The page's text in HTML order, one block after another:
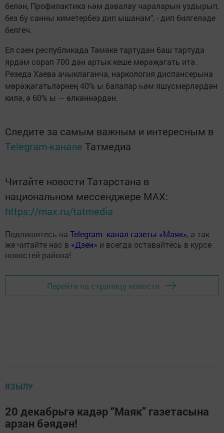
белән, Профилактика һәм дәвалау чараларын уздырып,
без бу санны киметербез дип ышанам", - дип билгеләде
белгеч.
Ел саен республикада Тәмәке тартудан баш тартуда
ярдәм сорап 700 дән артык кеше мөрәҗәгать итә.
Резеда Хаева ачыклаганча, наркология диспансерына
мөрәҗәгатьләрнең 40% ы балалар һәм яшүсмерләрдән
килә, ә 60% ы — өлкәннәрдән.
Следите за самым важным и интересным в
Telegram-канале Татмедиа
Читайте новости Татарстана в
национальном мессенджере MАХ:
https://max.ru/tatmedia
Подпишитесь на Telegram- канал газеты «Маяк», а так
же читайте нас в «Дзен» и всегда оставайтесь в курсе
новостей района!
Перейти на страницу новости
ЯЗЫЛУ
20 декабрьгә кадәр “Маяк” газетасына
арзан бәядән!